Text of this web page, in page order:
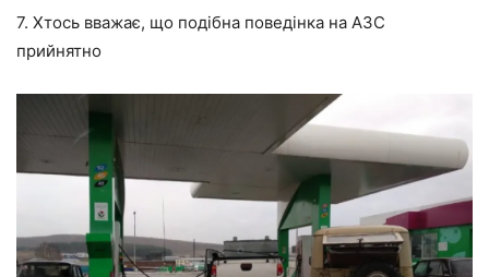
7. Хтось вважає, що подібна поведінка на АЗС
прийнятно